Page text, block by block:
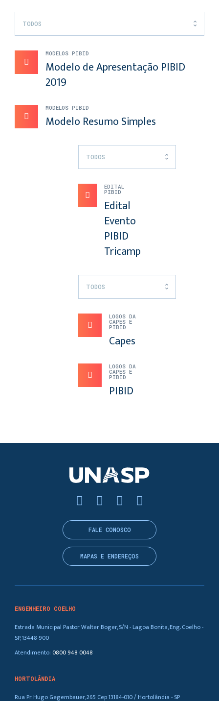
TODOS
MODELOS PIBID
Modelo de Apresentação PIBID
2019
MODELOS PIBID
Modelo Resumo Simples
TODOS
EDITAL
PIBID
Edital
Evento
PIBID
Tricamp
TODOS
LOGOS DA
CAPES E
PIBID
Capes
LOGOS DA
CAPES E
PIBID
PIBID
ENGENHEIRO COELHO
Estrada Municipal Pastor Walter Boger, S/N - Lagoa Bonita, Eng. Coelho -
SP, 13448-900
Atendimento:0800 948 0048
HORTOLÂNDIA
Rua Pr. Hugo Gegembauer, 265 Cep 13184-010 / Hortolândia - SP
FALE CONOSCO
MAPAS E ENDEREÇOS